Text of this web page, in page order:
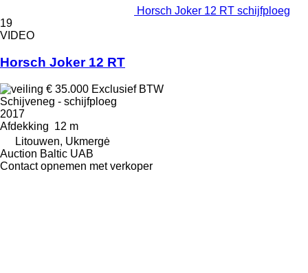
Horsch Joker 12 RT schijfploeg
19
VIDEO
Horsch Joker 12 RT
€ 35.000 Exclusief BTW
Schijveneg - schijfploeg
2017
Afdekking 12 m
Litouwen, Ukmergė
Auction Baltic UAB
Contact opnemen met verkoper